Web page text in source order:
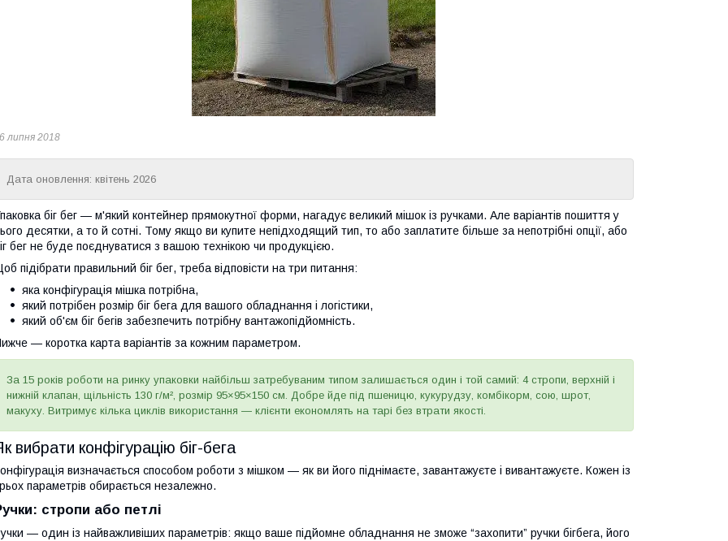
липня 2018
Дата оновлення: квітень 2026
біг бег — м'який контейнер прямокутної форми, нагадує великий мішок із ручками. Але варіантів пошиття у
десятки, а то й сотні. Тому якщо ви купите непідходящий тип, то або заплатите більше за непотрібні опції, або
бег не буде поєднуватися з вашою технікою чи продукцією.
підібрати правильний біг бег, треба відповісти на три питання:
яка конфігурація мішка потрібна,
який потрібен розмір біг бега для вашого обладнання і логістики,
який об'єм біг бегів забезпечить потрібну вантажопідйомність.
— коротка карта варіантів за кожним параметром.
За 15 років роботи на ринку упаковки найбільш затребуваним типом залишається один і той самий: 4 стропи, верхній і
нижній клапан, щільність 130 г/м², розмір 95×95×150 см. Добре йде під пшеницю, кукурудзу, комбікорм, сою, шрот,
макуху. Витримує кілька циклів використання — клієнти економлять на тарі без втрати якості.
вибрати конфігурацію біг-бега
визначається способом роботи з мішком — як ви його піднімаєте, завантажуєте і вивантажуєте. Кожен із
параметрів обирається незалежно.
стропи або петлі
— один із найважливіших параметрів: якщо ваше підйомне обладнання не зможе “захопити” ручки бігбега, його